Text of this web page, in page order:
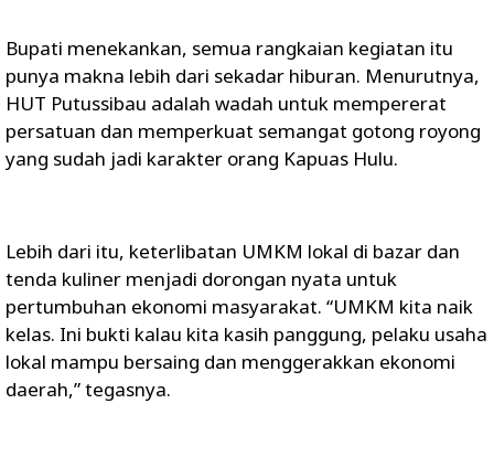
Bupati menekankan, semua rangkaian kegiatan itu
punya makna lebih dari sekadar hiburan. Menurutnya,
HUT Putussibau adalah wadah untuk mempererat
persatuan dan memperkuat semangat gotong royong
yang sudah jadi karakter orang Kapuas Hulu.
Lebih dari itu, keterlibatan UMKM lokal di bazar dan
tenda kuliner menjadi dorongan nyata untuk
pertumbuhan ekonomi masyarakat. “UMKM kita naik
kelas. Ini bukti kalau kita kasih panggung, pelaku usaha
lokal mampu bersaing dan menggerakkan ekonomi
daerah,” tegasnya.